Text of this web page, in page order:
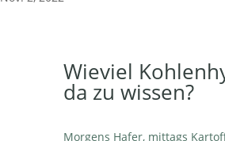
Wieviel
da zu wissen?
Morgens Hafer, mittags